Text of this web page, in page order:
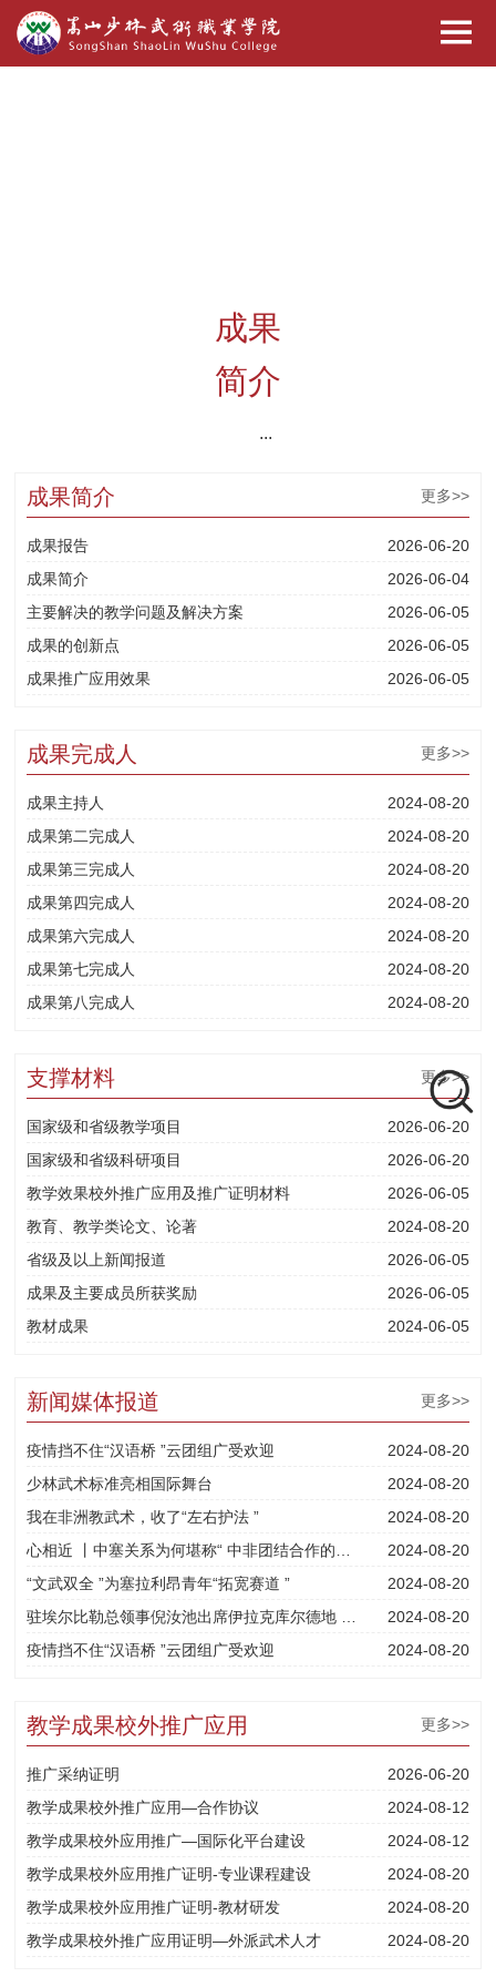
成果
简介
...
成果简介 更多>>
成果报告
2026-06-20
成果简介
2026-06-04
主要解决的教学问题及解决方案
2026-06-05
成果的创新点
2026-06-05
成果推广应用效果
2026-06-05
成果完成人 更多>>
成果主持人
2024-08-20
成果第二完成人
2024-08-20
成果第三完成人
2024-08-20
成果第四完成人
2024-08-20
成果第六完成人
2024-08-20
成果第七完成人
2024-08-20
成果第八完成人
2024-08-20
支撑材料 更多>>
国家级和省级教学项目
2026-06-20
国家级和省级科研项目
2026-06-20
教学效果校外推广应用及推广证明材料
2026-06-05
教育、教学类论文、论著
2024-08-20
省级及以上新闻报道
2026-06-05
成果及主要成员所获奖励
2026-06-05
教材成果
2024-06-05
新闻媒体报道 更多>>
疫情挡不住“汉语桥 ”云团组广受欢迎
2024-08-20
少林武术标准亮相国际舞台
2024-08-20
我在非洲教武术，收了“左右护法 ”
2024-08-20
2024-08-20
“文武双全 ”为塞拉利昂青年“拓宽赛道 ”
2024-08-20
2024-08-20
疫情挡不住“汉语桥 ”云团组广受欢迎
2024-08-20
教学成果校外推广应用 更多>>
推广采纳证明
2026-06-20
教学成果校外推广应用—合作协议
2024-08-12
教学成果校外应用推广—国际化平台建设
2024-08-12
教学成果校外应用推广证明-专业课程建设
2024-08-20
教学成果校外应用推广证明-教材研发
2024-08-20
教学成果校外推广应用证明—外派武术人才
2024-08-20